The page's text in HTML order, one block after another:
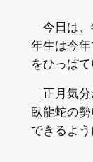
今日は、
年生は今
をひっぱて
正月気分
臥龍蛇の
できるよう